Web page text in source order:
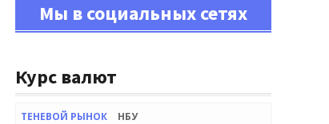
Мы в социальных сетях
Курс валют
ТЕНЕВОЙ РЫНОК НБУ